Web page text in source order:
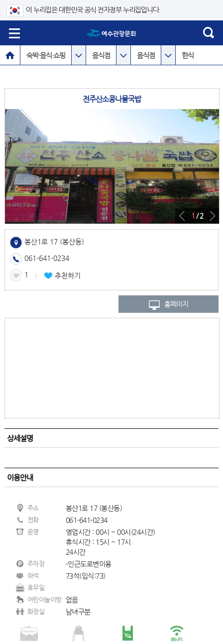
이 누리집은 대한민국 공식 전자정부 누리집입니다.
숙박·음식·쇼핑 음식점 음식점 한식
전주산소콩나물국밥
1 / 2
봉산1로 17 (봉산동)
061-641-0234
1 l 추천하기
홈페이지
상세설명
이용안내
주소 봉산1로 17 (봉산동)
전화 061-641-0234
운영
영업시간 : 00시 ~ 00시(24시간)
휴식시간 : 15시 ~ 17시
24시간
주차장 -인근도로변이용
좌석 73석(입식:73)
휴무일
어린이놀이방
없음
화장실 남녀구분